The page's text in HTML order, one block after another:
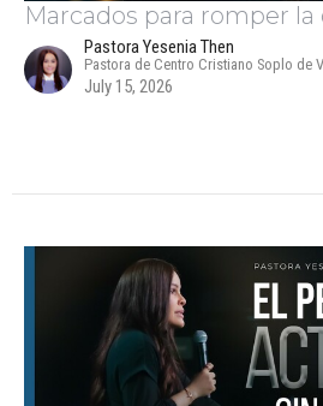
Marcados para romper la
Pastora Yesenia Then
Pastora de Centro Cristiano Soplo de
July 15, 2026